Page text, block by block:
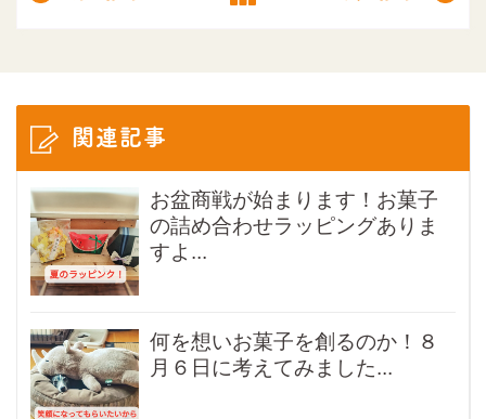
関連記事
お盆商戦が始まります！お菓子
の詰め合わせラッピングありま
すよ...
何を想いお菓子を創るのか！８
月６日に考えてみました...